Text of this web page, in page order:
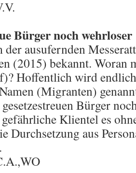
Bürger noch wehrloser
der ausufernden
(2015) bekannt. Woran
Hoffentlich wird
(Migranten)
Bürger
Klientel es
Durchsetzung aus